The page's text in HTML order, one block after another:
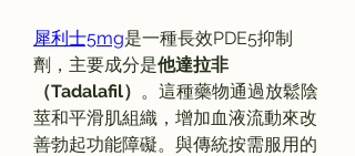
犀利士5mg是一種長效PDE5抑制
劑，主要成分是他達拉非
（Tadalafil） 。這種藥物通過放鬆陰
莖和平滑肌組織，增加血液流動來改
善勃起功能障礙。與傳統按需服用的